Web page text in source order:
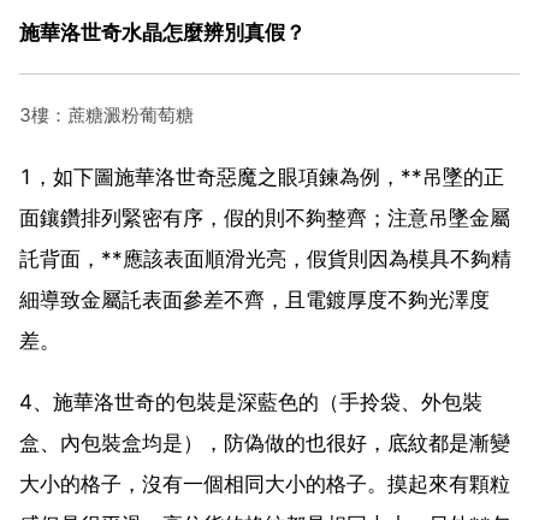
施華洛世奇水晶怎麼辨別真假？
3樓：蔗糖澱粉葡萄糖
1，如下圖施華洛世奇惡魔之眼項鍊為例，**吊墜的正
面鑲鑽排列緊密有序，假的則不夠整齊；注意吊墜金屬
託背面，**應該表面順滑光亮，假貨則因為模具不夠精
細導致金屬託表面參差不齊，且電鍍厚度不夠光澤度
差。
4、施華洛世奇的包裝是深藍色的（手拎袋、外包裝
盒、內包裝盒均是），防偽做的也很好，底紋都是漸變
大小的格子，沒有一個相同大小的格子。摸起來有顆粒